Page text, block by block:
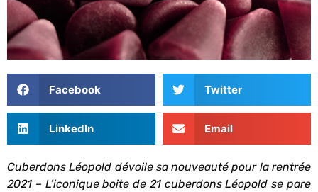
Facebook Twitter
LinkedIn Email
Cuberdons Léopold dévoile sa nouveauté pour la rentrée
2021 – L’iconique boite de 21 cuberdons Léopold se pare